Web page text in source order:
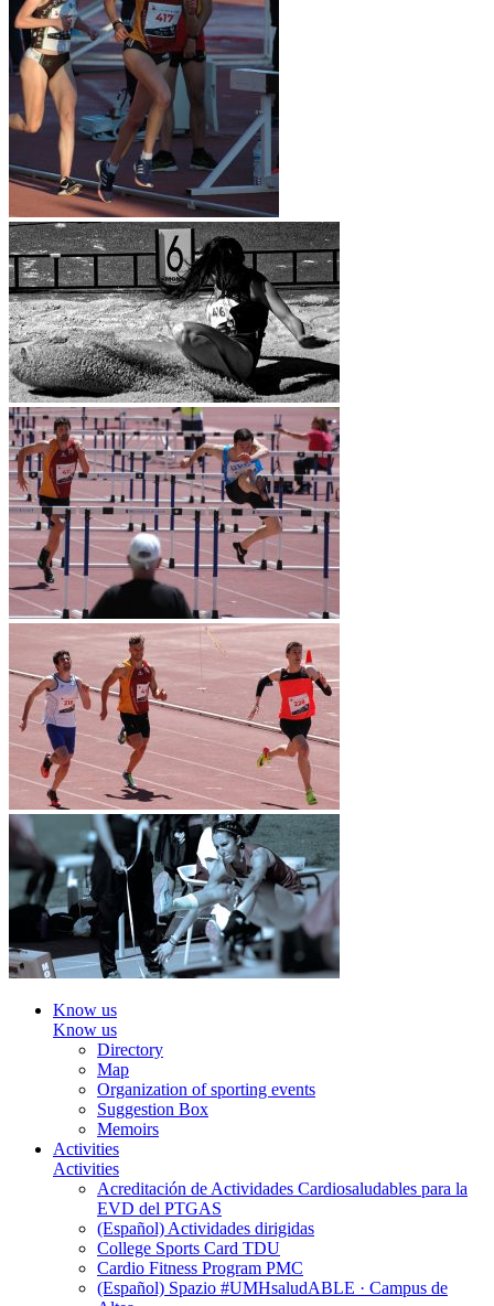
Know us
Know us
Directory
Map
Organization of sporting events
Suggestion Box
Memoirs
Activities
Activities
Acreditación de Actividades Cardiosaludables para la
EVD del PTGAS
(Español) Actividades dirigidas
College Sports Card TDU
Cardio Fitness Program PMC
(Español) Spazio #UMHsaludABLE · Campus de